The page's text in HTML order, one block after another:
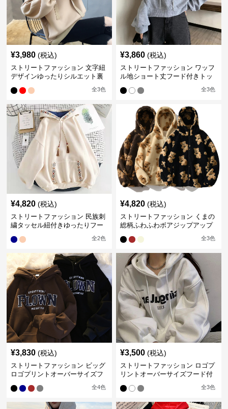
¥3,980 (税込)
ストリートファッション 文字紐
デザインゆったりシルエット裏
全3色
¥3,860 (税込)
ストリートファッション ワッフ
ル地ショート丈フード付きトッ
全3色
¥4,820 (税込)
ストリートファッション 民族刺
繍タッセル紐付きゆったりフー
全2色
¥4,820 (税込)
ストリートファッション くまの
総柄ふわふわボアジップアップ
全3色
¥3,830 (税込)
ストリートファッション ビッグ
ロゴプリントオーバーサイズフ
全4色
¥3,500 (税込)
ストリートファッション ロゴプ
リントオーバーサイズフード付
全3色